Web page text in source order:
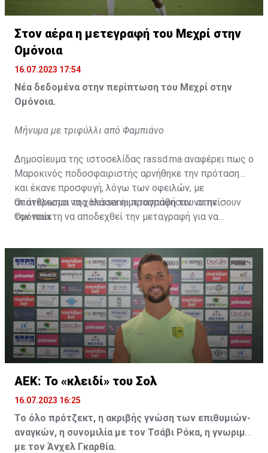
Στον αέρα η μετεγραφή του Μεχρί στην
Ομόνοια
16.07.2023 17:54
Νέα δεδομένα στην περίπτωση του Μεχρί στην
Ομόνοια.
Μήνυμα με τριφύλλι από Φαμπιάνο
Δημοσίευμα της ιστοσελίδας rassd.ma αναφέρει πως ο
Μαροκινός ποδοσφαιριστής αρνήθηκε την πρόταση
και έκανε προσφυγή, λόγω των οφειλών, με
αποτέλεσμα να χαλάσει η μεταγραφή του στην
Ομόνοια.
Οι άνθρωποι της Hassania προσπάθησαν να πείσουν
τον παίκτη να αποδεχθεί την μεταγραφή για να
μετακίνησή του, αλλά ο παίκτης αρνήθηκε και επέμεινε
να λύσει το συμβόλαιό του, ώστε να μετακομίσει
ελεύθερα σε οποιαδήποτε νέα ομάδα το τρέχον
καλοκαίρι.
ΑΕΚ: Το «κλειδί» του Σολ
16.07.2023 16:25
Το όλο πρότζεκτ, η ακριβής γνώση των επιθυμιών-
αναγκών, η συνομιλία με τον Τσάβι Ρόκα, η γνωριμία
με τον Άνχελ Γκαρθία.